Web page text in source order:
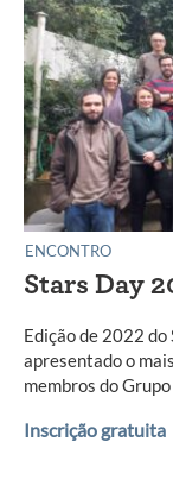
ENCONTRO
Stars Day
Edição de 2022
apresentado o
membros do
Inscrição gratuita